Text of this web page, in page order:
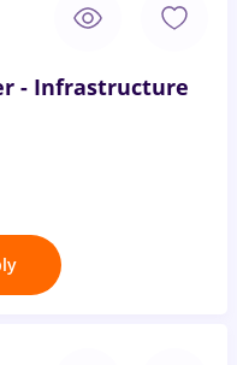
- Infrastructure